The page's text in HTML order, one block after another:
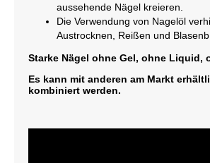
aussehende Nägel kreieren.
Die Verwendung von Nagelöl
Austrocknen, Reißen und
Starke Nägel ohne Gel, ohne Liquid,
Es kann mit anderen am Markt
kombiniert werden.